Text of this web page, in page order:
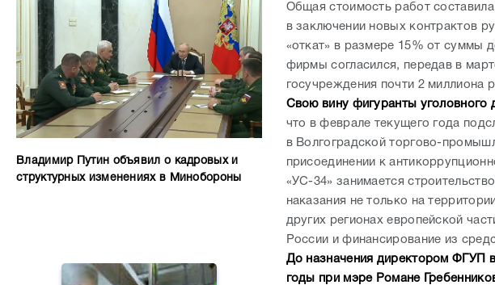
Владимир Путин объявил о кадровых и
структурных изменениях в Минобороны
Общая стоимость работ
в заключении новых контрактов
«откат» в размере 15% от суммы
фирмы согласился, передав в
госучреждения почти 2 миллиона
Свою вину фигуранты уголовного
что в феврале текущего года
в Волгоградской торгово-
присоединении к
«УС-34» занимается
наказания не только на
других регионах европейской
России и финансирование из
До назначения директором ФГУП
годы при мэре Романе